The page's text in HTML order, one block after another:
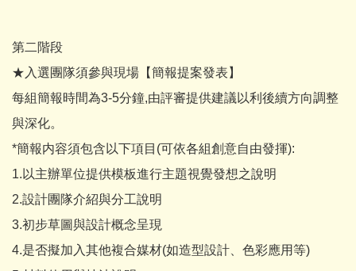
第二階段
★入選團隊須參與現場【簡報提案發表】
每組簡報時間為3-5分鐘,由評審提供建議以利後續方向調整
與深化。
*簡報内容須包含以下項目(可依各組創意自由發揮):
1.以主辦單位提供模板進行主題視覺發想之說明
2.設計團隊介紹與分工說明
3.初步草圖與設計概念呈現
4.是否擬加入其他複合媒材(如造型設計、色彩應用等)